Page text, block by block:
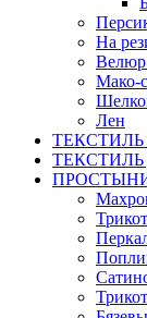
На
Велюр
Мако-
Лен
ТЕКСТИЛЬ